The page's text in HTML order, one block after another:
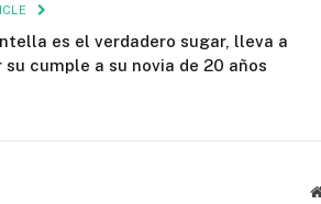
es el verdadero sugar, lleva a
su cumple a su novia de 20 años